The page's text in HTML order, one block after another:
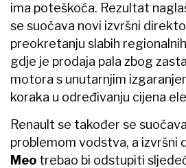
ima poteškoća. Rezultat
se suočava novi izvršni
preokretanju slabih
gdje je prodaja pala zbog
motora s unutarnjim
koraka u određivanju cijena
Renault se također se
problemom vodstva, a izvršni
Meo trebao bi odstupiti